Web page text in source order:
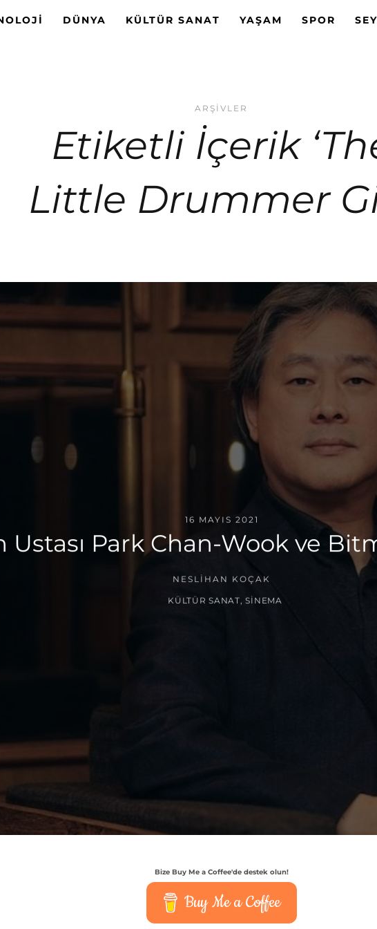
DÜNYA KÜLTÜR SANAT YAŞAM SPOR
ARŞIVLER
Etiketli İçerik
Little Drummer
16 MAYIS 2021
Ustası Park Chan-Wook ve
NESLIHAN KOÇAK
KÜLTÜR SANAT ,SINEMA
Bize Buy Me a Coffee'de destek olun!
Buy Me a Coffee